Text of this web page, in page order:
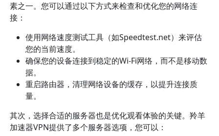
素之一。您可以通过以下方式来检查和优化您的网络连
接：
使用网络速度测试工具（如Speedtest.net）来评估
您的当前速度。
确保您的设备连接到稳定的Wi-Fi网络，而不是移动数
据。
重启路由器，清理网络设备的缓存，以提升连接质
量。
其次，选择合适的服务器也是优化观看体验的关键。羚羊
加速器VPN提供了多个服务器选项，您可以：